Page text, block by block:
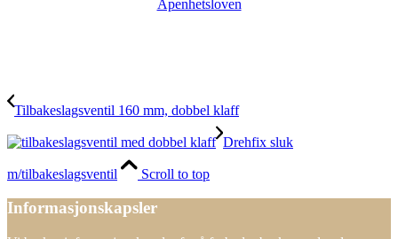
Åpenhetsloven
Tilbakeslagsventil 160 mm, dobbel klaff
Drehfix sluk
m/tilbakeslagsventil Scroll to top
Informasjonskapsler